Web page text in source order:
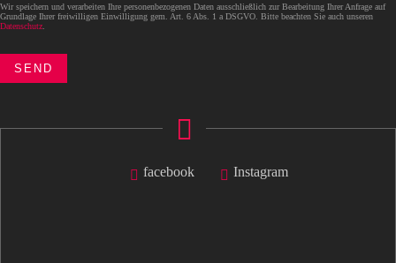
Wir speichern und verarbeiten Ihre personenbezogenen Daten ausschließlich zur Bearbeitung Ihrer Anfrage auf
Grundlage Ihrer freiwilligen Einwilligung gem. Art. 6 Abs. 1 a DSGVO. Bitte beachten Sie auch unseren
Datenschutz
facebook Instagram